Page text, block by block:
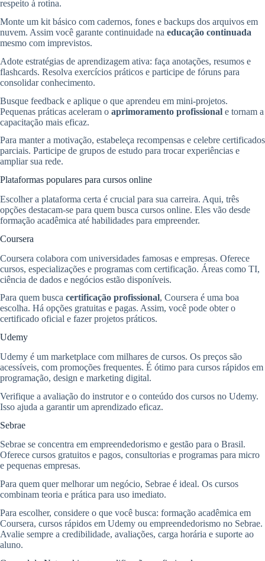
respeito à rotina.
Monte um kit básico com cadernos, fones e backups dos arquivos em
nuvem. Assim você garante continuidade na educação continuada
mesmo com imprevistos.
Adote estratégias de aprendizagem ativa: faça anotações, resumos e
flashcards. Resolva exercícios práticos e participe de fóruns para
consolidar conhecimento.
Busque feedback e aplique o que aprendeu em mini-projetos.
Pequenas práticas aceleram o aprimoramento profissional e tornam a
capacitação mais eficaz.
Para manter a motivação, estabeleça recompensas e celebre certificados
parciais. Participe de grupos de estudo para trocar experiências e
ampliar sua rede.
Plataformas populares para cursos online
Escolher a plataforma certa é crucial para sua carreira. Aqui, três
opções destacam-se para quem busca cursos online. Eles vão desde
formação acadêmica até habilidades para empreender.
Coursera
Coursera colabora com universidades famosas e empresas. Oferece
cursos, especializações e programas com certificação. Áreas como TI,
ciência de dados e negócios estão disponíveis.
Para quem busca certificação profissional, Coursera é uma boa
escolha. Há opções gratuitas e pagas. Assim, você pode obter o
certificado oficial e fazer projetos práticos.
Udemy
Udemy é um marketplace com milhares de cursos. Os preços são
acessíveis, com promoções frequentes. É ótimo para cursos rápidos em
programação, design e marketing digital.
Verifique a avaliação do instrutor e o conteúdo dos cursos no Udemy.
Isso ajuda a garantir um aprendizado eficaz.
Sebrae
Sebrae se concentra em empreendedorismo e gestão para o Brasil.
Oferece cursos gratuitos e pagos, consultorias e programas para micro
e pequenas empresas.
Para quem quer melhorar um negócio, Sebrae é ideal. Os cursos
combinam teoria e prática para uso imediato.
Para escolher, considere o que você busca: formação acadêmica em
Coursera, cursos rápidos em Udemy ou empreendedorismo no Sebrae.
Avalie sempre a credibilidade, avaliações, carga horária e suporte ao
aluno.